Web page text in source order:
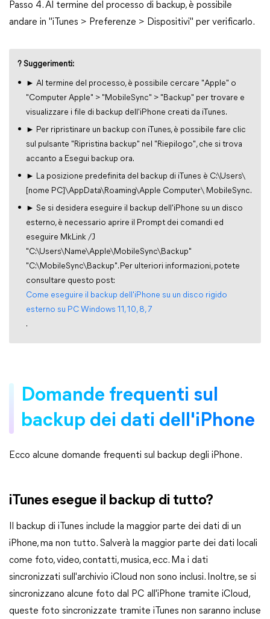
Passo 4. Al termine del processo di backup, è possibile
andare in "iTunes > Preferenze > Dispositivi" per verificarlo.
? Suggerimenti:
► Al termine del processo, è possibile cercare "Apple" o
"Computer Apple" > "MobileSync" > "Backup" per trovare e
visualizzare i file di backup dell'iPhone creati da iTunes.
► Per ripristinare un backup con iTunes, è possibile fare clic
sul pulsante "Ripristina backup" nel "Riepilogo", che si trova
accanto a Esegui backup ora.
► La posizione predefinita del backup di iTunes è C:\Users\
[nome PC]\AppData\Roaming\Apple Computer\ MobileSync.
► Se si desidera eseguire il backup dell'iPhone su un disco
esterno, è necessario aprire il Prompt dei comandi ed
eseguire MkLink /J
"C:\Users\Name\Apple\MobileSync\Backup"
"C:\MobileSync\Backup". Per ulteriori informazioni, potete
consultare questo post:
Come eseguire il backup dell'iPhone su un disco rigido
esterno su PC Windows 11, 10, 8, 7
.
Domande frequenti sul
backup dei dati dell'iPhone
Ecco alcune domande frequenti sul backup degli iPhone.
iTunes esegue il backup di tutto?
Il backup di iTunes include la maggior parte dei dati di un
iPhone, ma non tutto. Salverà la maggior parte dei dati locali
come foto, video, contatti, musica, ecc. Ma i dati
sincronizzati sull'archivio iCloud non sono inclusi. Inoltre, se si
sincronizzano alcune foto dal PC all'iPhone tramite iCloud,
queste foto sincronizzate tramite iTunes non saranno incluse